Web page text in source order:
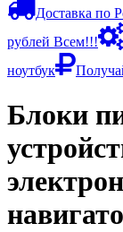
Доставка по
рублей Всем!!!
ноутбук
Блоки